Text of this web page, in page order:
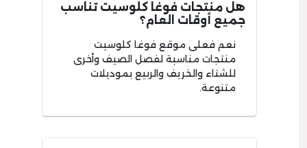
هل منتجات فوغا كلوسيت تناسب
جميع أوقات العام؟
نعم فعلى موقع فوغا كلوسيت
منتجات مناسبة لفصل الصيف وأخرى
للشتاء والخريف والربيع بموديلات
متنوعة.